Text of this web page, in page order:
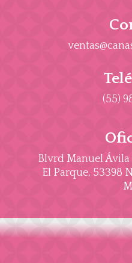
(55)
Blvrd Manuel Ávila
El Parque, 53398